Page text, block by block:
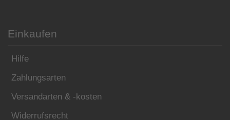
Einkaufen
Hilfe
Zahlungsarten
Versandarten & -kosten
Widerrufsrecht